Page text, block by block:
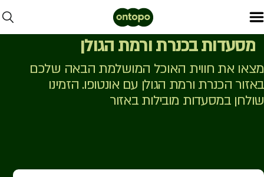
מסעדות בכנרת ורמת הגולן
מצאו את חווית האוכל המושלמת הבאה שלכם
באזור הכנרת ורמת הגולן עם אונטופו. הזמינו
שולחן במסעדות מובילות באזור